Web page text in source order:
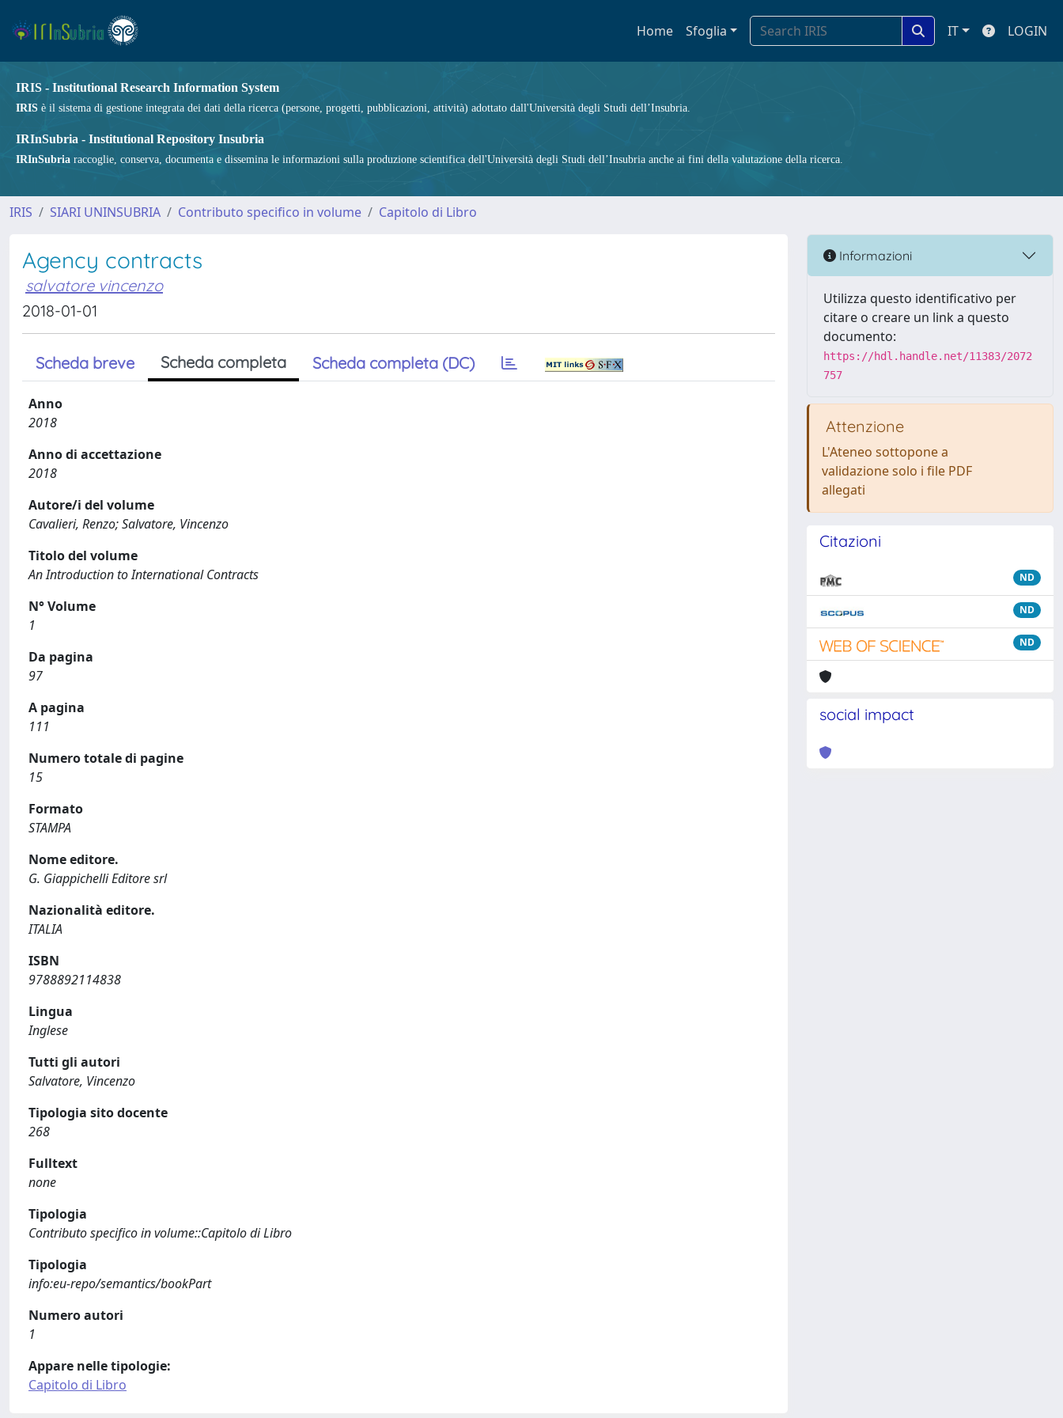
Home Sfoglia IT LOGIN
IRIS - Institutional Research Information System
IRIS è il sistema di gestione integrata dei dati della ricerca (persone, progetti, pubblicazioni, attività) adottato dall'Università degli Studi dell’Insubria.
IRInSubria - Institutional Repository Insubria
IRInSubria raccoglie, conserva, documenta e dissemina le informazioni sulla produzione scientifica dell'Università degli Studi dell’Insubria anche ai fini della valutazione della ricerca.
IRIS SIARI UNINSUBRIA Contributo specifico in volume Capitolo di Libro
Agency contracts
salvatore vincenzo
2018-01-01
Scheda breve Scheda completa Scheda completa (DC)
Anno
2018
Anno di accettazione
2018
Autore/i del volume
Cavalieri, Renzo; Salvatore, Vincenzo
Titolo del volume
An Introduction to International Contracts
N° Volume
1
Da pagina
97
A pagina
111
Numero totale di pagine
15
Formato
STAMPA
Nome editore.
G. Giappichelli Editore srl
Nazionalità editore.
ITALIA
ISBN
9788892114838
Lingua
Inglese
Tutti gli autori
Salvatore, Vincenzo
Tipologia sito docente
268
Fulltext
none
Tipologia
Contributo specifico in volume::Capitolo di Libro
Tipologia
info:eu-repo/semantics/bookPart
Numero autori
1
Appare nelle tipologie:
Capitolo di Libro
Informazioni
Utilizza questo identificativo per
citare o creare un link a questo
documento:
https://hdl.handle.net/11383/2072
757
Attenzione
L'Ateneo sottopone a
validazione solo i file PDF
allegati
Citazioni
ND
ND
ND
social impact